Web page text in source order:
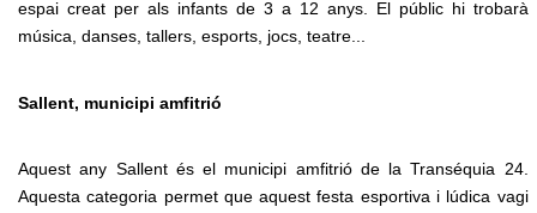
espai creat per als infants de 3 a 12 anys. El públic hi trobarà
música, danses, tallers, esports, jocs, teatre...
Sallent, municipi amfitrió
Aquest any Sallent és el municipi amfitrió de la Transéquia 24.
Aquesta categoria permet que aquest festa esportiva i lúdica vagi